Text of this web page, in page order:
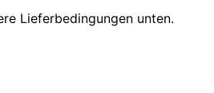
Lieferbedingungen unten.